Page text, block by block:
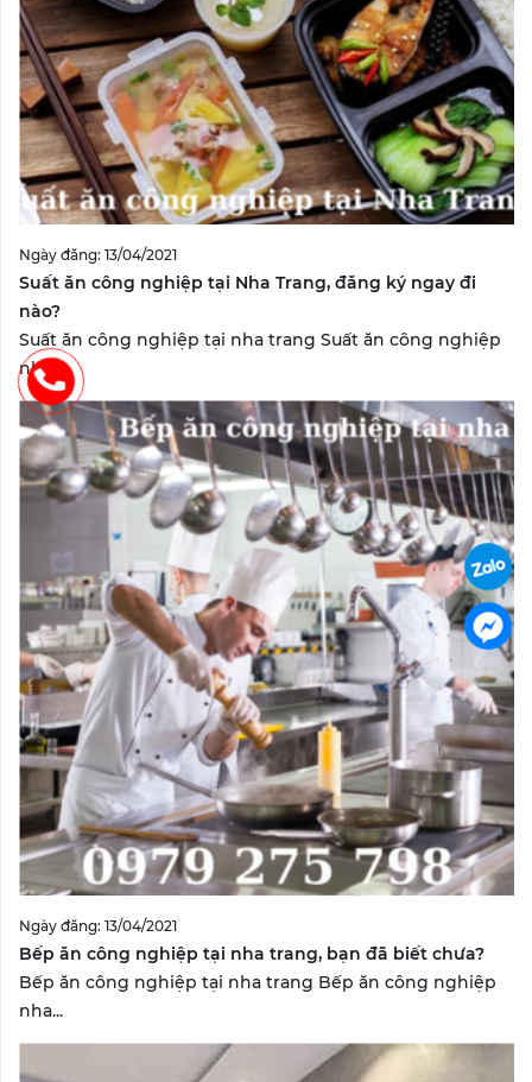
Ngày đăng: 13/04/2021
Suất ăn công nghiệp tại Nha Trang, đăng ký ngay đi
nào?
Suất ăn công nghiệp tại nha trang Suất ăn công nghiệp
nha...
Ngày đăng: 13/04/2021
Bếp ăn công nghiệp tại nha trang, bạn đã biết chưa?
Bếp ăn công nghiệp tại nha trang Bếp ăn công nghiệp
nha...